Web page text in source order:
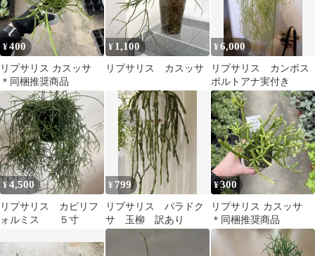
¥400
リプサリス カスッサ
＊同梱推奨商品
¥ 1,100
リプサリス カスッサ
¥6,000
リプサリス カンポス
ポルトアナ実付き
¥4,500
リプサリス カピリフ
ォルミス ５寸
¥ 799
リプサリス パラドク
サ 玉柳 訳あり
¥300
リプサリス カスッサ
＊同梱推奨商品